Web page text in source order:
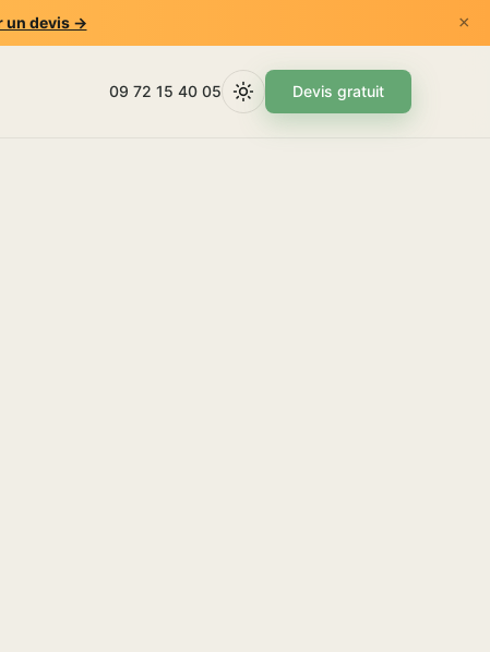
un devis → ×
09 72 15 40 05 Devis gratuit